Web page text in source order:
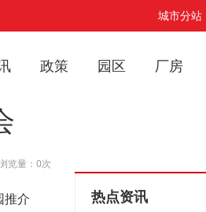
城市分站
政策 园区 厂房
览量：0次
推介
热点资讯